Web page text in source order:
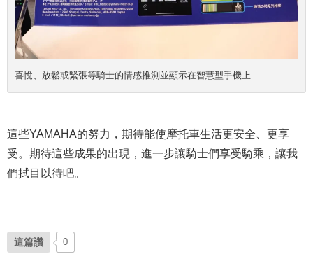
喜悅、放鬆或緊張等騎士的情感推測並顯示在智慧型手機上
這些YAMAHA的努力，期待能使摩托車生活更安全、更享
受。期待這些成果的出現，進一步讓騎士們享受騎乘，讓我
們拭目以待吧。
這篇讚 0